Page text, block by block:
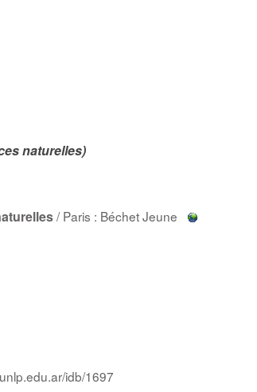
naturelles)
/ Paris : Béchet Jeune
idb/1697